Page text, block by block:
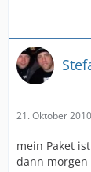
21. Oktober
mein Paket
dann morgen